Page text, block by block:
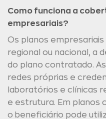
Como funciona a
empresariais?
Os planos
regional ou nacional, a
do plano contratado.
redes próprias e
laboratórios e clínicas
e estrutura. Em planos
o beneficiário pode